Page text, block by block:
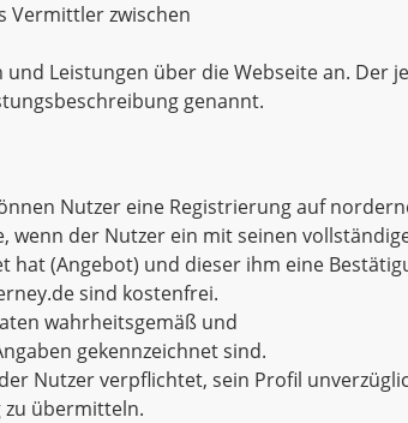
Vermittler zwischen
Leistungen über die Webseite an. Der
genannt.
Nutzer eine Registrierung auf
der Nutzer ein mit seinen
(Angebot) und dieser ihm eine
sind kostenfrei.
wahrheitsgemäß und
gekennzeichnet sind.
Nutzer verpflichtet, sein Profil
zu übermitteln.